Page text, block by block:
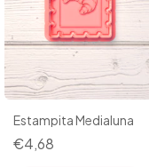
Estampita Medialuna
€4,68